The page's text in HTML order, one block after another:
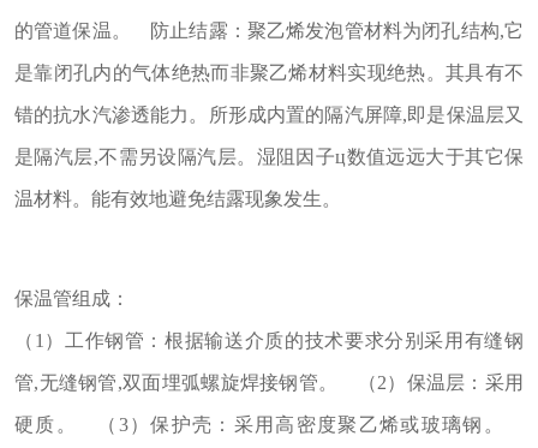
的管道保温。 防止结露：聚乙烯发泡管材料为闭孔结构,它
是靠闭孔内的气体绝热而非聚乙烯材料实现绝热。其具有不
错的抗水汽渗透能力。所形成内置的隔汽屏障,即是保温层又
是隔汽层,不需另设隔汽层。湿阻因子ц数值远远大于其它保
温材料。能有效地避免结露现象发生。
保温管组成：
（1）工作钢管：根据输送介质的技术要求分别采用有缝钢
管,无缝钢管,双面埋弧螺旋焊接钢管。 （2）保温层：采用
硬质。 （3）保护壳：采用高密度聚乙烯或玻璃钢。